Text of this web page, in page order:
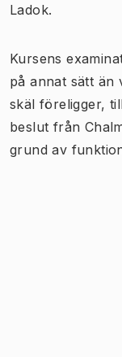
Ladok.
Kursens
på annat sätt än
skäl föreligger,
beslut från
grund av